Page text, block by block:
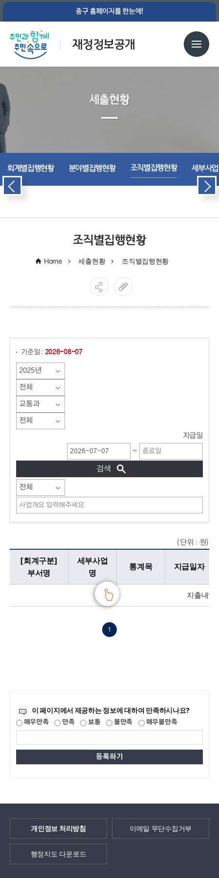
중구 홈페이지를 한눈에!
재정정보공개
세출현황
회계별집행현황 분야별집행현황 조직별집행현황 세부사
조직별집행현황
Home 세출현황 조직별집행현황
기준일 : 2026-08-07
지급일
~
(단위 : 원)
지출내역에 대한 내용으로 회계구분 부서명, 세부사업명 통계목,지급일자,사업개요(적요),지출액,영수인,계약방법,지급명령번호로 구분되어 제공합니다.
[회계구분]
부서명
세부사업
명
통계목 지급일자
지출내역
1
이 페이지에서 제공하는 정보에 대하여 만족하시나요?
매우만족 만족 보통 불만족 매우불만족
개인정보 처리방침 이메일 무단수집거부
행정지도 다운로드